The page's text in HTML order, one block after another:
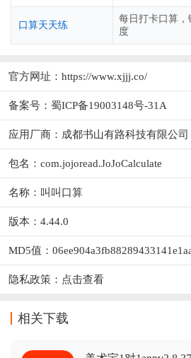
口算天天练
每日打卡口算，
度
官方网址： https://www.xjjj.co/
备案号：蜀ICP备19003148号-31A
应用厂商： 成都书山有路科技有限公司
包名：com.jojoread.JoJoCalculate
名称：叫叫口算
版本：4.44.0
MD5值：
隐私政策： 点击查看
相关下载